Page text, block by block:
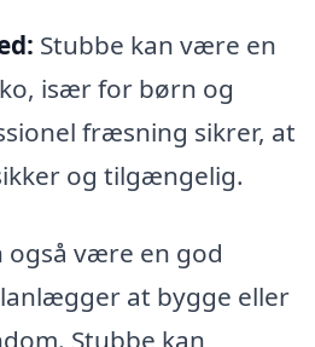
Stubbe kan være en
især for børn og
fræsning sikrer, at
og tilgængelig.
være en god
at bygge eller
Stubbe kan